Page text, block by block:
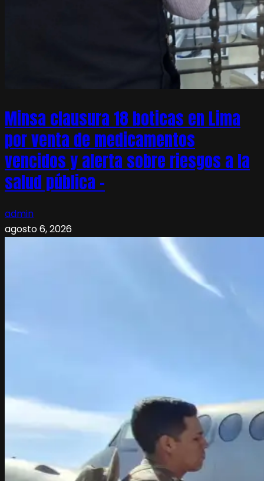
Minsa clausura 18 boticas en Lima
por venta de medicamentos
vencidos y alerta sobre riesgos a la
salud pública –
admin
agosto 6, 2026